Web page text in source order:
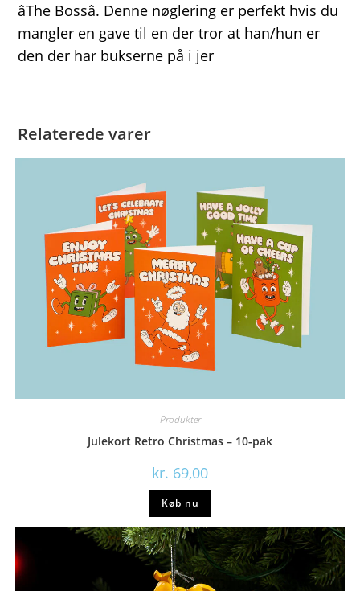
âThe Bossâ. Denne nøglering er perfekt hvis du
mangler en gave til en der tror at han/hun er
den der har bukserne på i jer
Relaterede varer
Produkter
Julekort Retro Christmas – 10-pak
kr. 69,00
Køb nu